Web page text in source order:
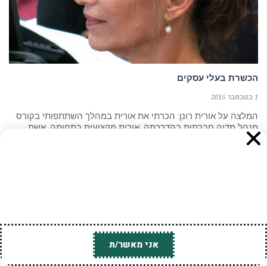
הכשרת בעלי עסקים
1 בנובמבר 2015
המלצה על אורית רונן: הכרתי את אורית במהלך השתתפותי בקורס
מנהל מדיה חברתית בהדרכתה. אורית מקצועית בתחומה, אשת
שיווק בדם,
רוצים לקבל מידע על הדרכה פרטית או הזמנת הדרכה
לראש
אנו משתמשים בקובצי Cookies לצורך הפעלת האתר, שיפור
חוויית הגלישה והתאמת תכנים ופרסומים. בלחיצה על "אישור"
ובהמשך השימוש באתר, אתם מסכימים לשימוש כאמור. לקריאת
אני מאשר/ת